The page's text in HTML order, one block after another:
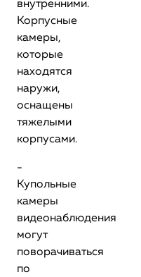
внутренними.
Корпусные
камеры,
которые
находятся
наружи,
оснащены
тяжелыми
корпусами.
-
Купольные
камеры
видеонаблюдения
могут
поворачиваться
по